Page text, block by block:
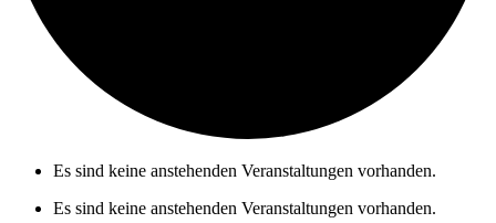
Es sind keine anstehenden Veranstaltungen vorhanden.
Es sind keine anstehenden Veranstaltungen vorhanden.